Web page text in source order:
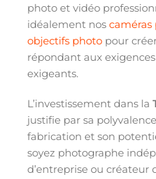
photo et vidéo
idéalement nos caméras
objectifs photo pour
répondant aux
exigeants.
L’investissement dans la
justifie par sa
fabrication et son
soyez photographe
d’entreprise ou